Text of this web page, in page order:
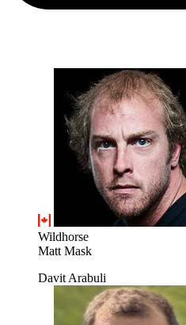
Wildhorse
Matt Mask
Davit Arabuli